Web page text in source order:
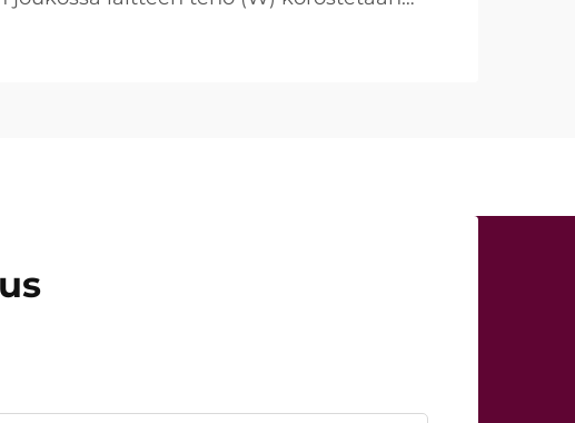
on kuitenkin hyvin erilainen. Monissa